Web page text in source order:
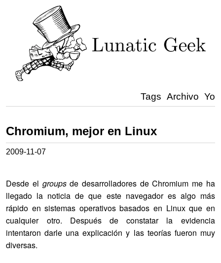
Tags Archivo Yo
Chromium, mejor en Linux
2009-11-07
Desde el groupsde desarrolladores de Chromium me ha
llegado la noticia de que este navegador es algo más
rápido en sistemas operativos basados en Linux que en
cualquier otro. Después de constatar la evidencia
intentaron darle una explicación y las teorías fueron muy
diversas.